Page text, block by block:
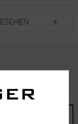
GUTSCHEIN